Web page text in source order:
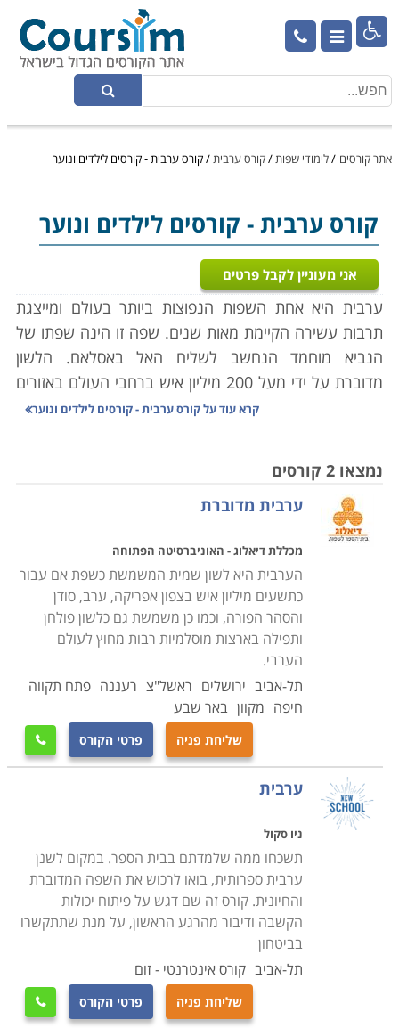

אתר קורסים /לימודי שפות/קורס ערבית/קורס ערבית - קורסים לילדים ונוער
קורס ערבית- קורסים לילדים ונוער
אני מעוניין לקבל פרטים
ערבית היא אחת השפות הנפוצות ביותר בעולם ומייצגת
תרבות עשירה הקיימת מאות שנים. שפה זו הינה שפתו של
הנביא מוחמד הנחשב לשליח האל באסלאם. הלשון
מדוברת על ידי מעל 200 מיליון איש ברחבי העולם באזורים
כגון המפרץ הפרסי, המזרח התיכון ואף ביבשות אפריקה
הרשמיות באו"ם.
קורס ערבית מעניק ידע חיוני לטיולים בעולם, עבודה מול
עמיתים ערבים וכן אפשרות להתחבר לשורשים התרבותיים
של מדינת ישראל. נוסף לכך, שליטה בשפה פותחת דלת
למגוון תפקידים במשרד הביטחון ובסוכנויות הביטחון השונות
במדינה. זאת, נוסף למשרות בעמותות שונות הזקוקות
לדוברי ערבית.
הקורסים מתמקדים בלימוד ערבית מדובר בהתאם לניב
הפלסטיני המקומי. בוגרי הקורס יוכלו לנהל שיחות עם ערבי
ישראל, השטחים הכבושים והמדינות השכנות.
רמות הלימוד
במטרה לייעל את תהליך הלימוד ישנה חלוקה לרמות בכל
בית ספר ללימוד שפות. שילוב התלמידים בקבוצות הלימוד
מתבצע בהתאם למבחני רמה שמבצעים במעמד
ההרשמה. רמות הלימוד הן קורס למתחילים, לימוד ברמה
בינונית, לימודים למתקדמים וקורסים לערבית ספרותית או
קרא עוד עלקורס ערבית - קורסים לילדים ונוער
נמצאו 2 קורסים
ערבית מדוברת
מכללת דיאלוג - האוניברסיטה הפתוחה
הערבית היא לשון שמית המשמשת כשפת אם עבור
כתשעים מיליון איש בצפון אפריקה, ערב, סודן
והסהר הפורה, וכמו כן משמשת גם כלשון פולחן
ותפילה בארצות מוסלמיות רבות מחוץ לעולם
הערבי.
תל-אביב ירושלים ראשל"צ רעננה פתח תקווה
חיפה מקוון באר שבע
שליחת פניה פרטי הקורס 
ערבית
ניו סקול
תשכחו ממה שלמדתם בבית הספר. במקום לשנן
ערבית ספרותית, בואו לרכוש את השפה המדוברת
והחיונית. קורס זה שם דגש על פיתוח יכולות
הקשבה ודיבור מהרגע הראשון, על מנת שתתקשרו
בביטחון
תל-אביב קורס אינטרנטי - זום
שליחת פניה פרטי הקורס 